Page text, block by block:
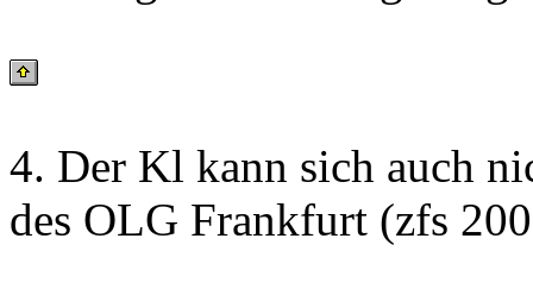
4. Der Kl kann sich auch
des OLG Frankfurt (zfs